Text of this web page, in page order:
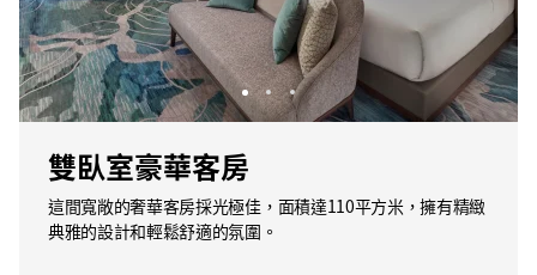
雙臥室豪華客房
這間寬敞的奢華客房採光極佳，面積達110平方米，擁有精緻
典雅的設計和輕鬆舒適的氛圍。